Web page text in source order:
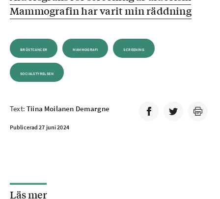
Mammografin har varit min räddning
BRÖSTCANCER MAMMOGRAFI SCREENING
SOCIALSTYRELSEN
Text:Tiina Moilanen Demargne
Publicerad 27 juni 2024
Läs mer